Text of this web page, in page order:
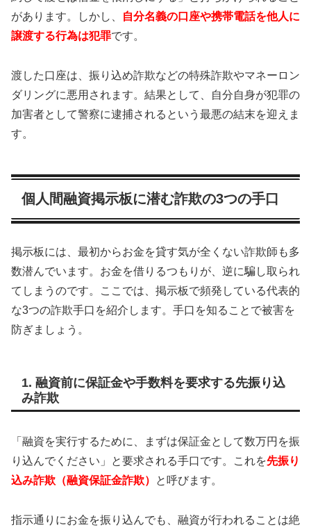
があります。しかし、
自分名義の口座や携帯電話を他人に
譲渡する行為は犯罪です。
渡した口座は、振り込め詐欺などの特殊詐欺やマネーロン
ダリングに悪用されます。結果として、自分自身が犯罪の
加害者として警察に逮捕されるという最悪の結末を迎えま
す。
個人間融資掲示板に潜む詐欺の3つの手口
掲示板には、最初からお金を貸す気が全くない詐欺師も多
数潜んでいます。お金を借りるつもりが、逆に騙し取られ
てしまうのです。ここでは、掲示板で頻発している代表的
な3つの詐欺手口を紹介します。手口を知ることで被害を
防ぎましょう。
1. 融資前に保証金や手数料を要求する先振り込
み詐欺
「融資を実行するために、まずは保証金として数万円を振
り込んでください」と要求される手口です。これを先振り
込み詐欺（融資保証金詐欺）
と呼びます。
指示通りにお金を振り込んでも、融資が行われることは絶